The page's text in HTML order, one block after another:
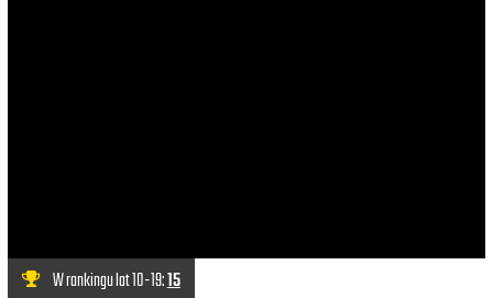
W rankingu lat 10-19:15